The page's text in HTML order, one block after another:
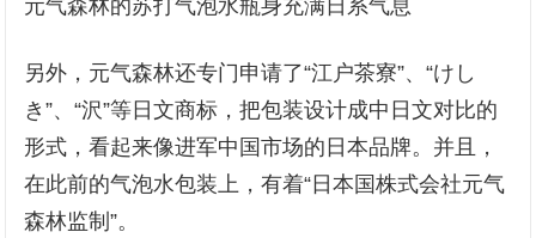
元气森林的苏打气泡水瓶身充满日系气息
另外，元气森林还专门申请了“江户茶寮”、“けし
き”、“沢”等日文商标，把包装设计成中日文对比的
形式，看起来像进军中国市场的日本品牌。并且，
在此前的气泡水包装上，有着“日本国株式会社元气
森林监制”。